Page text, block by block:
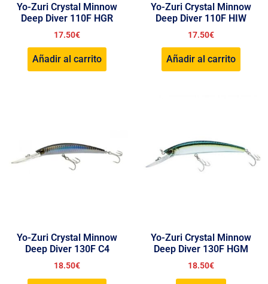
Yo-Zuri Crystal Minnow
Deep Diver 110F HGR
17.50€
Añadir al carrito
Yo-Zuri Crystal Minnow
Deep Diver 110F HIW
17.50€
Añadir al carrito
Yo-Zuri Crystal Minnow
Deep Diver 130F C4
18.50€
Yo-Zuri Crystal Minnow
Deep Diver 130F HGM
18.50€